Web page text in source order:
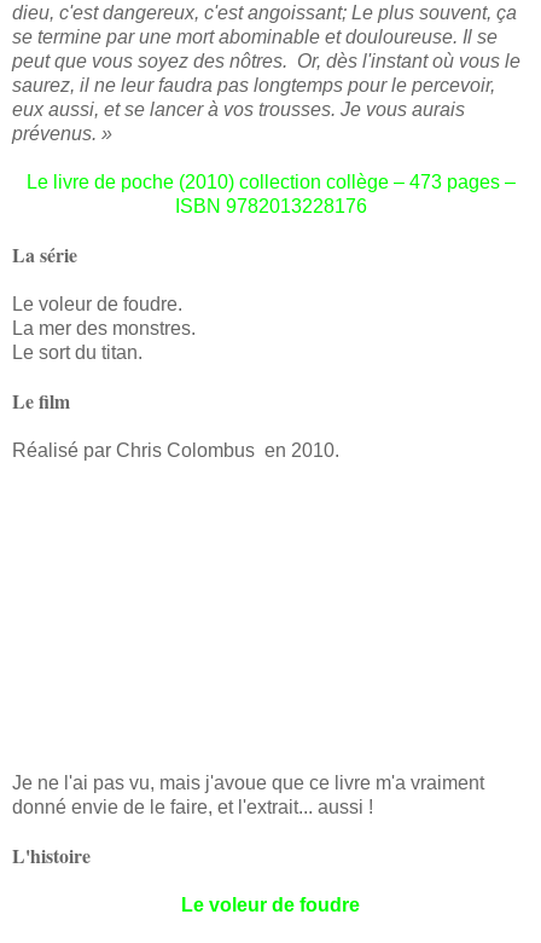
dieu, c'est dangereux, c'est angoissant; Le plus souvent, ça
se termine par une mort abominable et douloureuse. Il se
peut que vous soyez des nôtres. Or, dès l'instant où vous le
saurez, il ne leur faudra pas longtemps pour le percevoir,
eux aussi, et se lancer à vos trousses. Je vous aurais
prévenus. »
Le livre de poche (2010) collection collège – 473 pages –
ISBN 9782013228176
La série
Le voleur de foudre.
La mer des monstres.
Le sort du titan.
Le film
Réalisé par Chris Colombus en 2010.
Je ne l'ai pas vu, mais j'avoue que ce livre m'a vraiment
donné envie de le faire, et l'extrait... aussi !
L'histoire
Le voleur de foudre